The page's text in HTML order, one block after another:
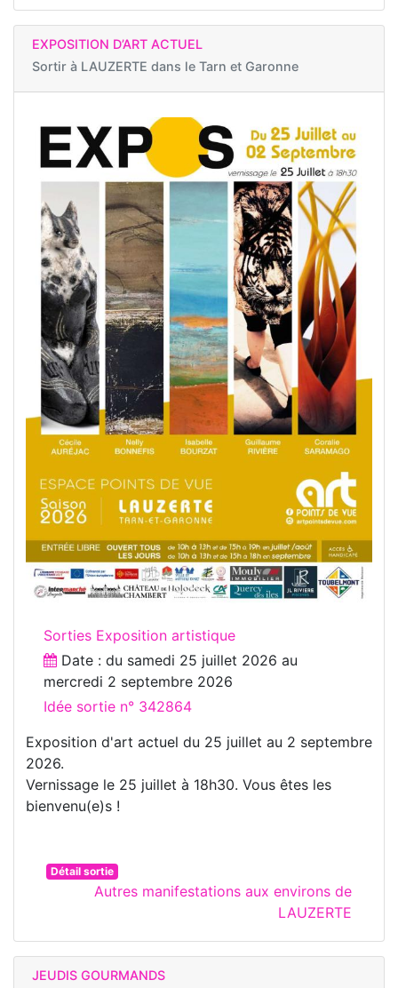
EXPOSITION D’ART ACTUEL
Sortir à LAUZERTE dans le Tarn et Garonne
Sorties Exposition artistique
Date : du samedi 25 juillet 2026 au
mercredi 2 septembre 2026
Idée sortie n° 342864
Exposition d'art actuel du 25 juillet au 2 septembre
2026.
Vernissage le 25 juillet à 18h30. Vous êtes les
bienvenu(e)s !
Détail sortie
Autres manifestations aux environs de
LAUZERTE
JEUDIS GOURMANDS